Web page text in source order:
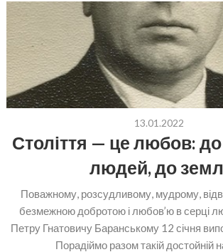
13.01.2022
Століття — це любов:
людей, до
Поважному, розсудливому, мудрому,
безмежною добротою і любов’ю в серці
Петру Гнатовичу Баранському 12 січня
Порадіймо разом такій достойній